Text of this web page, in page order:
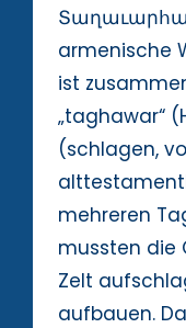
armenische
ist
„taghawar“
(schlagen,
mehreren
mussten die
Zelt
aufbauen.